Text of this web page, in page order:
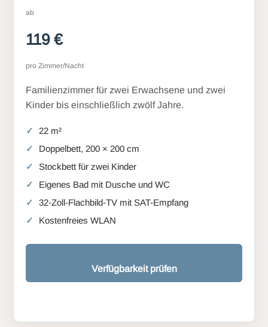
ab
119 €
pro Zimmer/Nacht
Familienzimmer für zwei Erwachsene und zwei
Kinder bis einschließlich zwölf Jahre.
22 m²
Doppelbett, 200 × 200 cm
Stockbett für zwei Kinder
Eigenes Bad mit Dusche und WC
32-Zoll-Flachbild-TV mit SAT-Empfang
Kostenfreies WLAN
Verfügbarkeit prüfen